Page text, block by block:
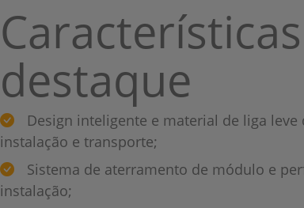
destaque
Design inteligente e material de liga
instalação e transporte;
Sistema de aterramento de módulo e
instalação;